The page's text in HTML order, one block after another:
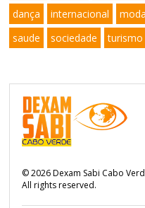
dança
internacional moda
saude
sociedade turismo
©2026Dexam Sabi Cabo
All rights reserved.